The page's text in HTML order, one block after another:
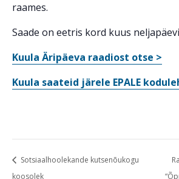
raames.
Saade on eetris kord kuus
Kuula Äripäeva raadiost otse >
Kuula saateid järele EPALE
Sotsiaalhoolekande kutsenõukogu
koosolek